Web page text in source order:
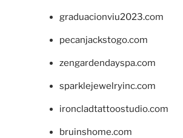
graduacionviu2023.com
pecanjackstogo.com
zengardendayspa.com
sparklejewelryinc.com
ironcladtattoostudio.com
bruinshome.com